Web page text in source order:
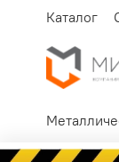
Каталог